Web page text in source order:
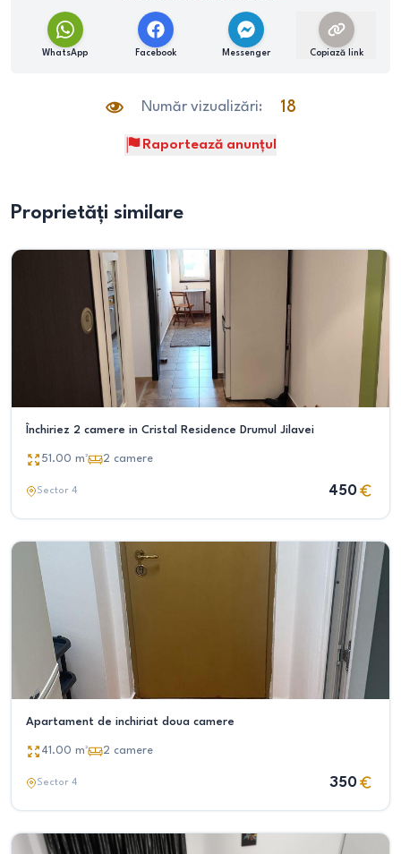
WhatsApp Facebook Messenger Copiază link
Număr vizualizări: 18
Raportează anunțul
Proprietăți similare
Închiriez 2 camere in Cristal Residence Drumul Jilavei
51.00 m² 2 camere
Sector 4 450
Apartament de inchiriat doua camere
41.00 m² 2 camere
Sector 4 350